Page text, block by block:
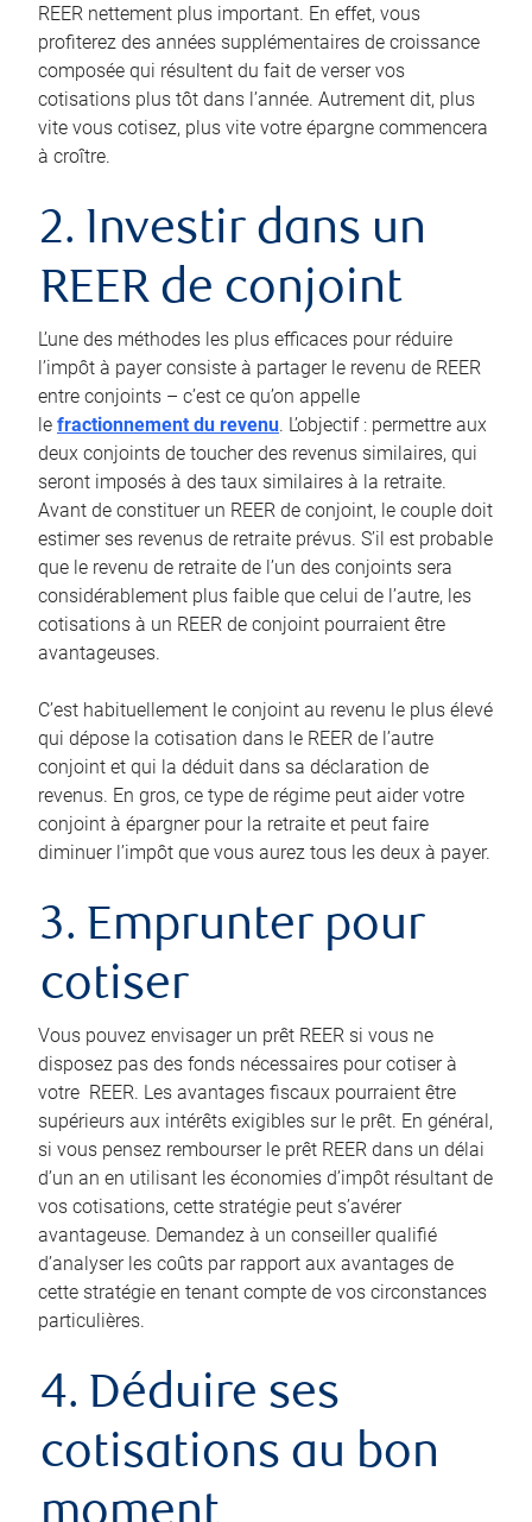
REER nettement plus important. En effet, vous
profiterez des années supplémentaires de croissance
composée qui résultent du fait de verser vos
cotisations plus tôt dans l’année. Autrement dit, plus
vite vous cotisez, plus vite votre épargne commencera
à croître.
2. Investir dans un
REER de conjoint
L’une des méthodes les plus efficaces pour réduire
l’impôt à payer consiste à partager le revenu de REER
entre conjoints – c’est ce qu’on appelle
le fractionnement du revenu. L’objectif : permettre aux
deux conjoints de toucher des revenus similaires, qui
seront imposés à des taux similaires à la retraite.
Avant de constituer un REER de conjoint, le couple doit
estimer ses revenus de retraite prévus. S’il est probable
que le revenu de retraite de l’un des conjoints sera
considérablement plus faible que celui de l’autre, les
cotisations à un REER de conjoint pourraient être
avantageuses.
C’est habituellement le conjoint au revenu le plus élevé
qui dépose la cotisation dans le REER de l’autre
conjoint et qui la déduit dans sa déclaration de
revenus. En gros, ce type de régime peut aider votre
conjoint à épargner pour la retraite et peut faire
diminuer l’impôt que vous aurez tous les deux à payer.
3. Emprunter pour
cotiser
Vous pouvez envisager un prêt REER si vous ne
disposez pas des fonds nécessaires pour cotiser à
votre REER. Les avantages fiscaux pourraient être
supérieurs aux intérêts exigibles sur le prêt. En général,
si vous pensez rembourser le prêt REER dans un délai
d’un an en utilisant les économies d’impôt résultant de
vos cotisations, cette stratégie peut s’avérer
avantageuse. Demandez à un conseiller qualifié
d’analyser les coûts par rapport aux avantages de
cette stratégie en tenant compte de vos circonstances
particulières.
4. Déduire ses
cotisations au bon